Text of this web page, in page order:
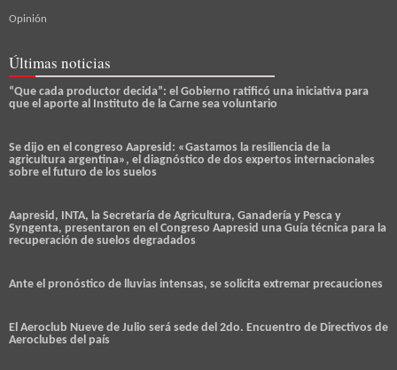
Opinión
Últimas noticias
“Que cada productor decida”: el Gobierno ratificó una iniciativa para
que el aporte al Instituto de la Carne sea voluntario
Se dijo en el congreso Aapresid: «Gastamos la resiliencia de la
agricultura argentina», el diagnóstico de dos expertos internacionales
sobre el futuro de los suelos
Aapresid, INTA, la Secretaría de Agricultura, Ganadería y Pesca y
Syngenta, presentaron en el Congreso Aapresid una Guía técnica para la
recuperación de suelos degradados
Ante el pronóstico de lluvias intensas, se solicita extremar precauciones
El Aeroclub Nueve de Julio será sede del 2do. Encuentro de Directivos de
Aeroclubes del país